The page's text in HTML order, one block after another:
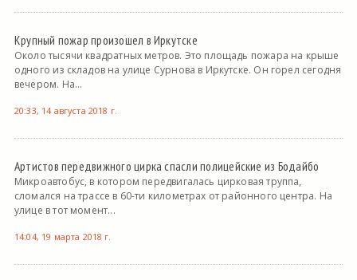
Крупный пожар произошел в Иркутске
Около тысячи квадратных метров. Это площадь пожара на крыше
одного из складов на улице Сурнова в Иркутске. Он горел сегодня
вечером. На...
20:33, 14 августа 2018 г.
Артистов передвижного цирка спасли полицейские из Бодайбо
Микроавтобус, в котором передвигалась цирковая труппа,
сломался на трассе в 60-ти километрах от районного центра. На
улице в тот момент...
14:04, 19 марта 2018 г.